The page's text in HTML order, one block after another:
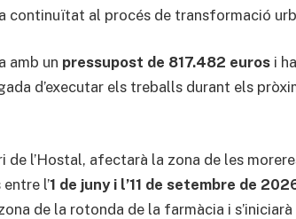
continuïtat al procés de transformació
amb un pressupost de 817.482 euros i
d’executar els treballs durant els
de l’Hostal, afectarà la zona de les
l’1 de juny i l’11 de setembre de
de la rotonda de la farmàcia i